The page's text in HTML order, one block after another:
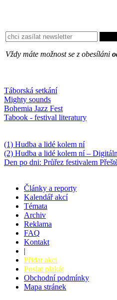
Vždy máte možnost se z obesíláni
Táborská setkání
Mighty sounds
Bohemia Jazz Fest
Tabook - festival literatury
(1) Hudba a lidé kolem ní
(2) Hudba a lidé kolem ní –
Den po dni: Průřez festivalem
Články a reporty
Kalendář akcí
Témata
Archiv
Reklama
FAQ
Kontakt
|
Přidat akci
Poslat plakát
Obchodní podmínky
Mapa stránek